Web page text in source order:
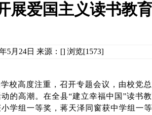
展爱国主义读书教
5月24日 来源：[] 浏览[1573]
校高度注重，召开专题会议，由校党
的高潮。在全县“建立幸福中国”读书
学组一等奖，蒋天泽同窗获中学组一